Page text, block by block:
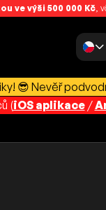
ve výši 500 000 Kč,
😎 Nevěř
(iOS aplikace/